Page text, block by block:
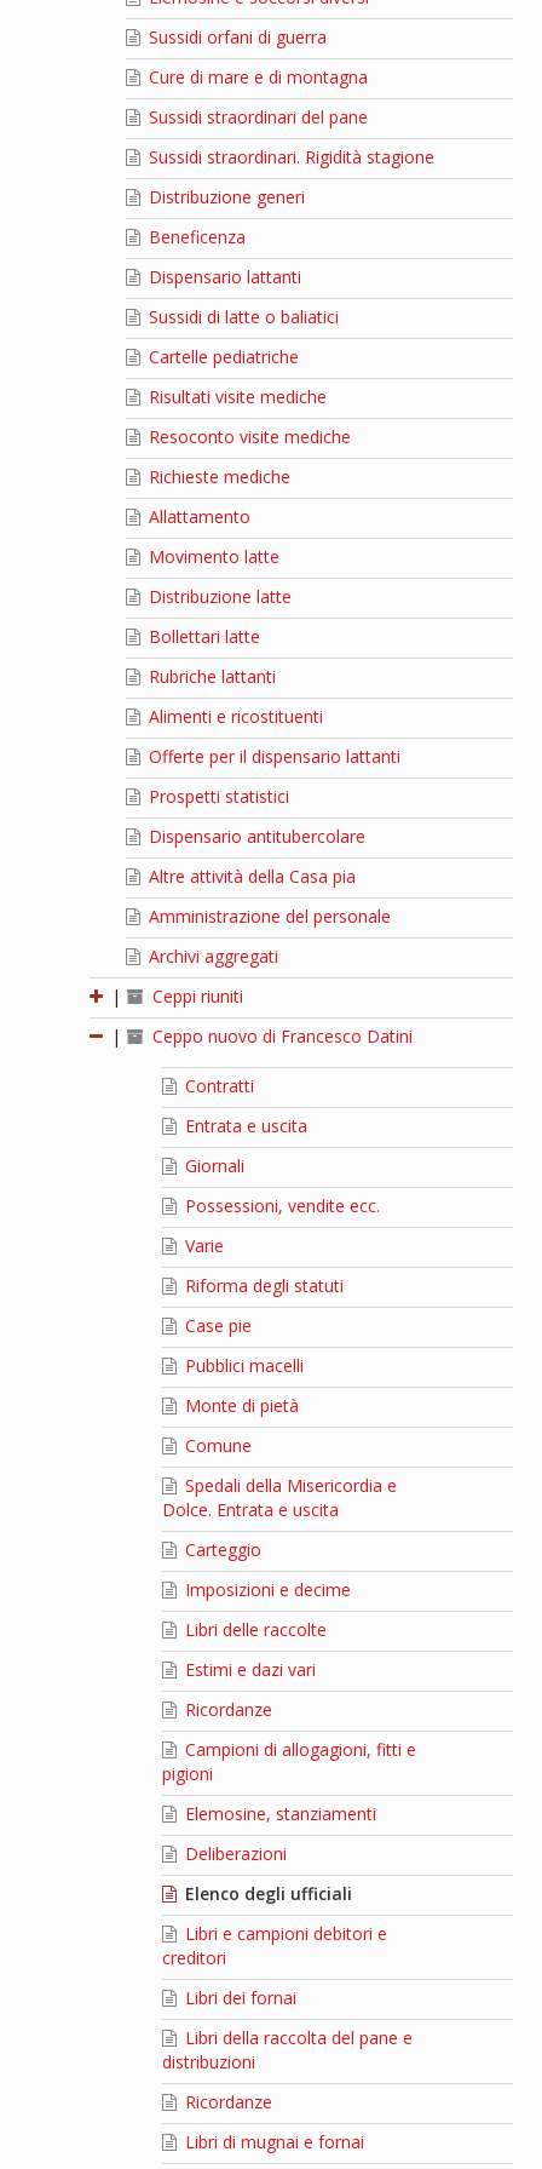
Sussidi orfani di guerra
Cure di mare e di montagna
Sussidi straordinari del pane
Sussidi straordinari. Rigidità stagione
Distribuzione generi
Beneficenza
Dispensario lattanti
Sussidi di latte o baliatici
Cartelle pediatriche
Risultati visite mediche
Resoconto visite mediche
Richieste mediche
Allattamento
Movimento latte
Distribuzione latte
Bollettari latte
Rubriche lattanti
Alimenti e ricostituenti
Offerte per il dispensario lattanti
Prospetti statistici
Dispensario antitubercolare
Altre attività della Casa pia
Amministrazione del personale
Archivi aggregati
|
Ceppi riuniti
|
Ceppo nuovo di Francesco Datini
Contratti
Entrata e uscita
Giornali
Possessioni, vendite ecc.
Varie
Riforma degli statuti
Case pie
Pubblici macelli
Monte di pietà
Comune
Spedali della Misericordia e
Dolce. Entrata e uscita
Carteggio
Imposizioni e decime
Libri delle raccolte
Estimi e dazi vari
Ricordanze
Campioni di allogagioni, fitti e
pigioni
Elemosine, stanziamenti
Deliberazioni
Elenco degli ufficiali
Libri e campioni debitori e
creditori
Libri dei fornai
Libri della raccolta del pane e
distribuzioni
Ricordanze
Libri di mugnai e fornai